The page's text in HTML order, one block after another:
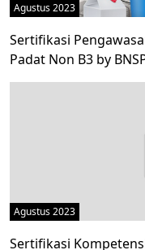
Agustus 2023
Sertifikasi
Padat Non B3 by
Agustus 2023
Sertifikasi